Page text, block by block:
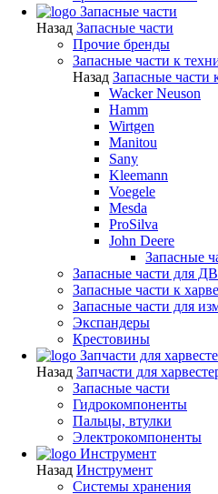
Запасные части
Назад Запасные части
Прочие бренды
Запасные части к
Назад Запасные части
Wacker Neuson
Hamm
Wirtgen
Manitou
Sany
Kleemann
Voegele
Mesda
ProSilva
John Deere
Запасные
Запасные части для
Запасные части к
Запасные части для
Экспандеры
Крестовины
Запчасти для
Назад Запчасти для
Запасные части
Гидрокомпоненты
Пальцы, втулки
Электрокомпоненты
Инструмент
Назад Инструмент
Системы хранения